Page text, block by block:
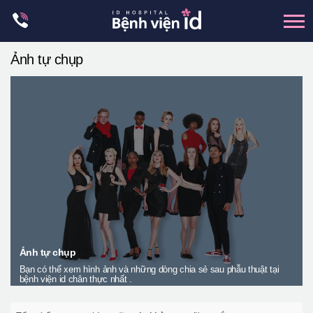
Trung tâm petit
Thẩm mỹ boby
Thẩm mỹ nam giới
Ảnh tự chụp
Ảnh tự chụp
Bạn có thể xem hình ảnh và những dòng chia sẻ sau phẫu thuật tại
bệnh viện id chân thực nhất .